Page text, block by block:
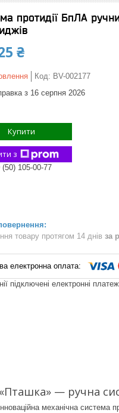
протидії БпЛА
₴
Код: BV-002177
з 16 серпня 2026
Купити
з
(50) 105-00-77
товару протягом 14 днів за
підключені електронні
— ручна
механічна система